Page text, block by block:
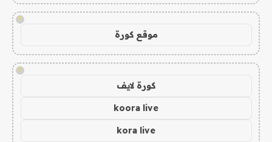
!
موقع كورة
!
كورة لايف
koora live
kora live